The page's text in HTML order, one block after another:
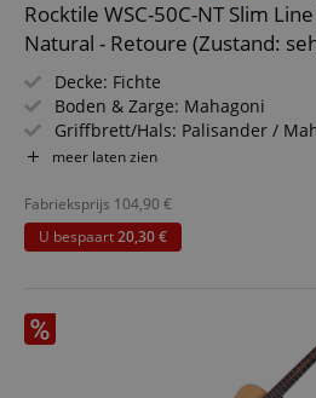
Rocktile WSC-50C-NT Slim
Natural - Retoure (Zustand:
Decke: Fichte
Boden & Zarge: Mahagoni
Griffbrett/Hals: Palisander /
Farbe & Finish: Natural, Satin
meer laten zien
Fabrieksprijs 104,90 €
U bespaart20,30 €